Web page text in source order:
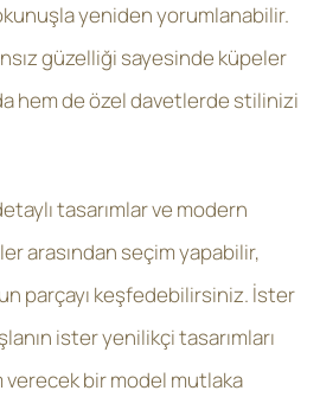
yeniden yorumlanabilir.
güzelliği sayesinde küpeler
hem de özel davetlerde stilinizi
tasarımlar ve modern
arasından seçim yapabilir,
parçayı keşfedebilirsiniz. İster
ister yenilikçi tasarımları
bir model mutlaka